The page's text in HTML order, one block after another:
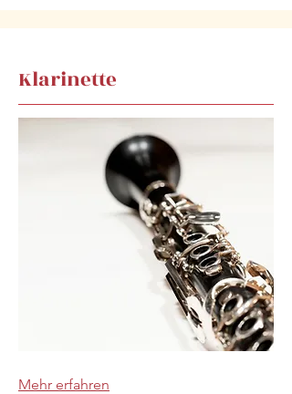
Klarinette
Mehr erfahren